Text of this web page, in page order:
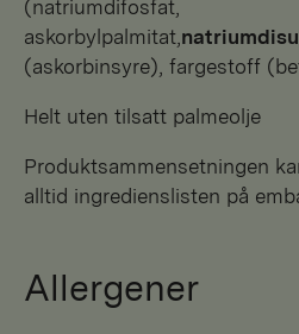
(natriumdifosfat,
askorbylpalmitat,
(askorbinsyre), fargestoff
Helt uten tilsatt palmeolje
Produktsammensetningen
alltid ingredienslisten på
Allergener